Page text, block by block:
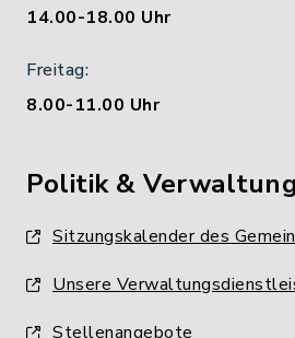
14.00-18.00 Uhr
Freitag:
8.00-11.00 Uhr
Politik & Verwaltung
Sitzungskalender des
Unsere
Stellenangebote